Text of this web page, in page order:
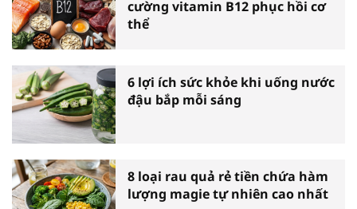
cường vitamin B12 phục hồi cơ
thể
6 lợi ích sức khỏe khi uống nước
đậu bắp mỗi sáng
8 loại rau quả rẻ tiền chứa hàm
lượng magie tự nhiên cao nhất